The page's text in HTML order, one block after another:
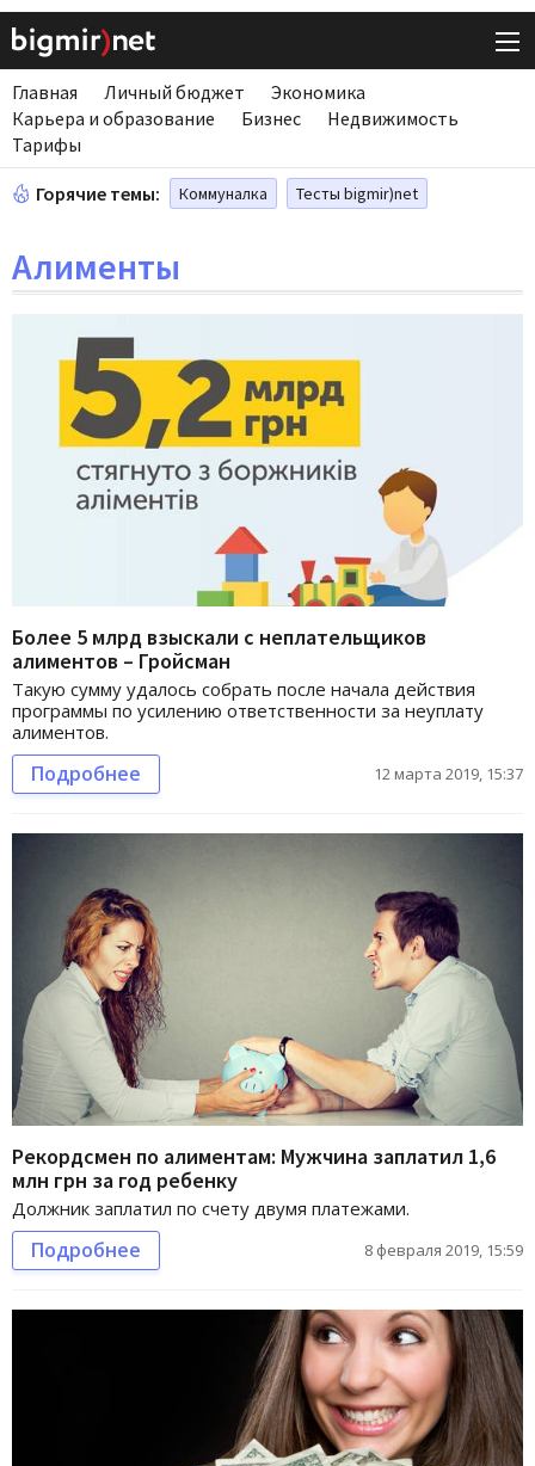
Главная Личный бюджет
Экономика
Карьера и образование
Бизнес
Недвижимость
Тарифы
Горячие темы: Коммуналка Тесты bigmir)net
Алименты
Более 5 млрд взыскали с неплательщиков
алиментов – Гройсман
Такую сумму удалось собрать после начала действия
программы по усилению ответственности за неуплату
алиментов.
Подробнее 12 марта 2019, 15:37
Рекордсмен по алиментам: Мужчина заплатил 1,6
млн грн за год ребенку
Должник заплатил по счету двумя платежами.
Подробнее 8 февраля 2019, 15:59